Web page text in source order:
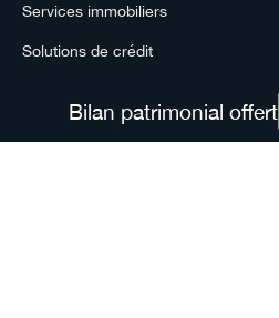
Services immobiliers
Solutions de crédit
GROUPE
Bilan patrimonial offert